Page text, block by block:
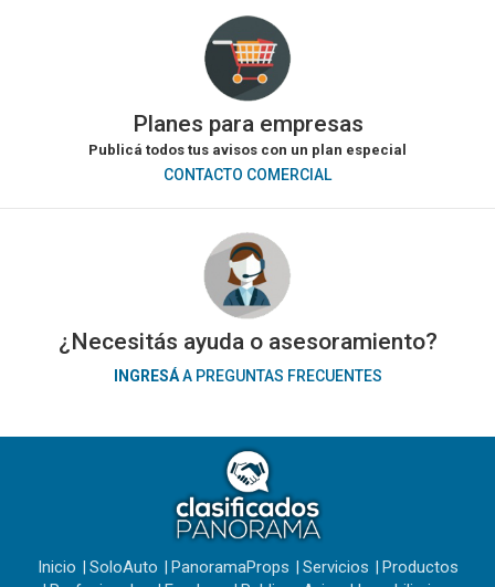
Planes para empresas
Publicá todos tus avisos con un plan especial
CONTACTO COMERCIAL
¿Necesitás ayuda o asesoramiento?
INGRESÁA PREGUNTAS FRECUENTES
Inicio SoloAuto PanoramaProps Servicios
Productos